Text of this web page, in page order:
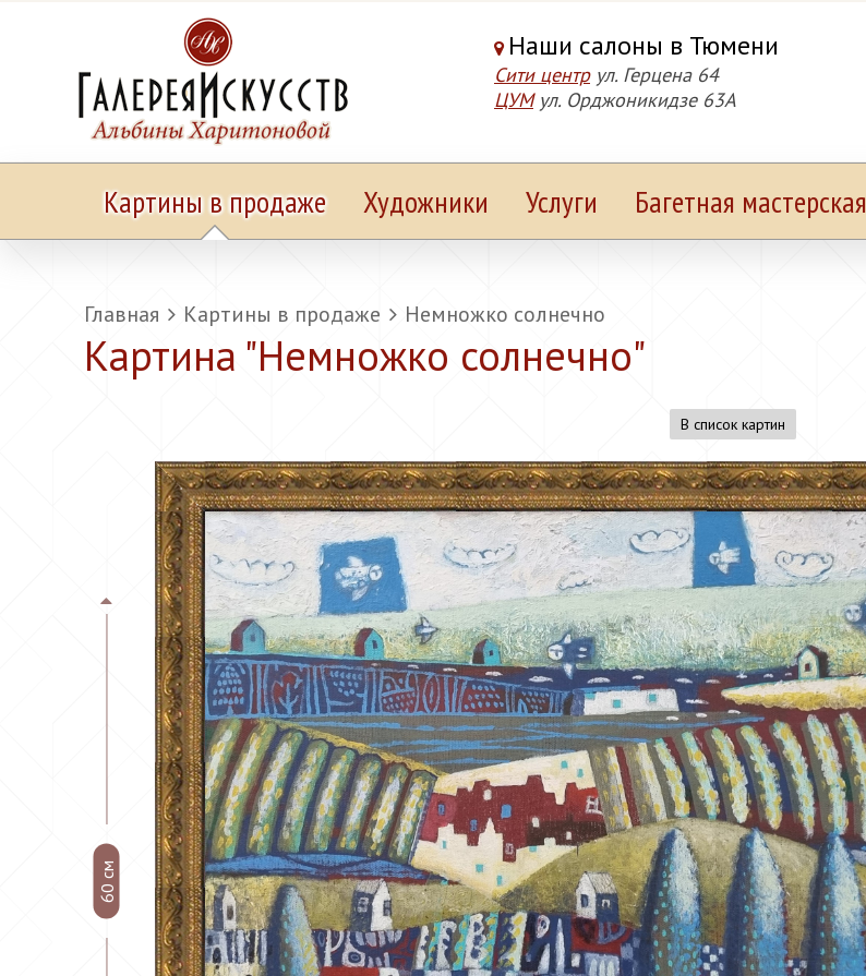
Наши салоны в Тюмени
Сити центр ул. Герцена 64
ЦУМ ул. Орджоникидзе 63А
Картины в продаже Художники Услуги Багетная мастерская
Главная Картины в продаже Немножко солнечно
Картина "Немножко солнечно"
В список картин
60 см